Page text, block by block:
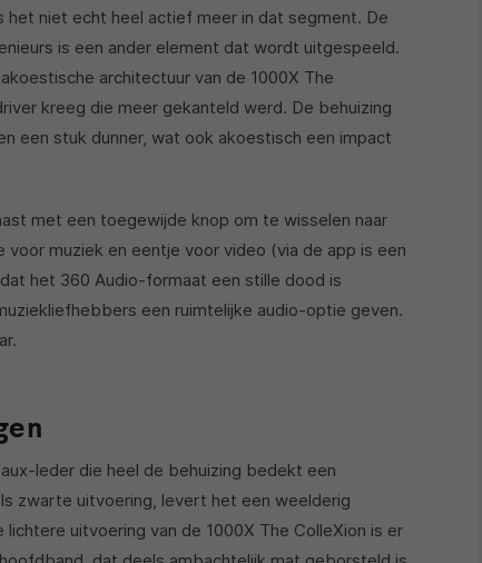
het niet echt heel actief meer in dat segment. De
is een ander element dat wordt uitgespeeld.
architectuur van de 1000X The
kreeg die meer gekanteld werd. De behuizing
een stuk dunner, wat ook akoestisch een impact
met een toegewijde knop om te wisselen naar
muziek en eentje voor video (via de app is een
het 360 Audio-formaat een stille dood is
een ruimtelijke audio-optie geven.
leder die heel de behuizing bedekt een
zwarte uitvoering, levert het een weelderig
uitvoering van de 1000X The ColleXion is er